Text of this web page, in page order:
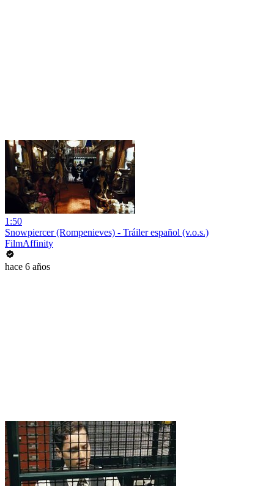
1:50
Snowpiercer (Rompenieves) - Tráiler español (v.o.s.)
FilmAffinity
hace 6 años